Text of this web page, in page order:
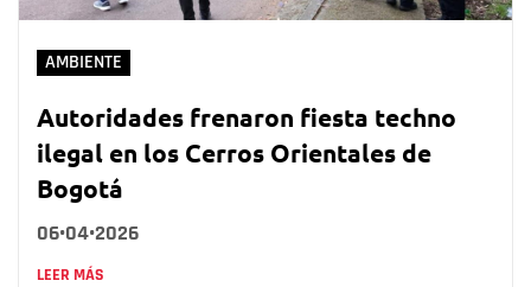
AMBIENTE
Autoridades frenaron fiesta techno
ilegal en los Cerros Orientales de
Bogotá
06•04•2026
LEER MÁS